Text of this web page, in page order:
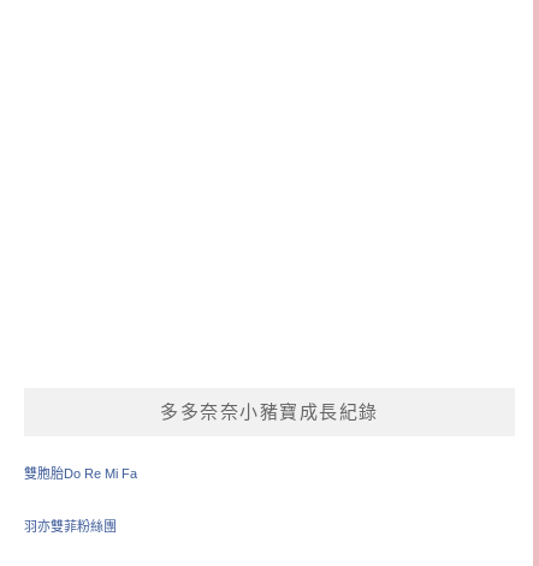
多多奈奈小豬寶成長紀錄
雙胞胎Do Re Mi Fa
羽亦雙菲粉絲團